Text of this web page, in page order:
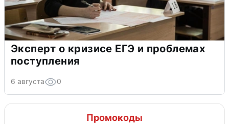
Эксперт о кризисе ЕГЭ и проблемах
поступления
6 августа 0
Промокоды